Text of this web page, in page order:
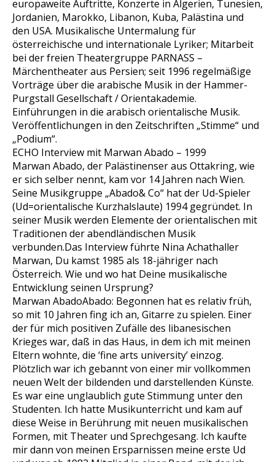
europaweite Auftritte, Konzerte in Algerien, Tunesien,
Jordanien, Marokko, Libanon, Kuba, Palästina und
den USA. Musikalische Untermalung für
österreichische und internationale Lyriker; Mitarbeit
bei der freien Theatergruppe PARNASS –
Märchentheater aus Persien; seit 1996 regelmäßige
Vorträge über die arabische Musik in der Hammer-
Purgstall Gesellschaft / Orientakademie.
Einführungen in die arabisch orientalische Musik.
Veröffentlichungen in den Zeitschriften „Stimme“ und
„Podium“.
ECHO Interview mit Marwan Abado – 1999
Marwan Abado, der Palästinenser aus Ottakring, wie
er sich selber nennt, kam vor 14 Jahren nach Wien.
Seine Musikgruppe „Abado& Co“ hat der Ud-Spieler
(Ud=orientalische Kurzhalslaute) 1994 gegründet. In
seiner Musik werden Elemente der orientalischen mit
Traditionen der abendländischen Musik
verbunden.Das Interview führte Nina Achathaller
Marwan, Du kamst 1985 als 18-jähriger nach
Österreich. Wie und wo hat Deine musikalische
Entwicklung seinen Ursprung?
Marwan AbadoAbado: Begonnen hat es relativ früh,
so mit 10 Jahren fing ich an, Gitarre zu spielen. Einer
der für mich positiven Zufälle des libanesischen
Krieges war, daß in das Haus, in dem ich mit meinen
Eltern wohnte, die ‘fine arts university’ einzog.
Plötzlich war ich gebannt von einer mir vollkommen
neuen Welt der bildenden und darstellenden Künste.
Es war eine unglaublich gute Stimmung unter den
Studenten. Ich hatte Musikunterricht und kam auf
diese Weise in Berührung mit neuen musikalischen
Formen, mit Theater und Sprechgesang. Ich kaufte
mir dann von meinen Ersparnissen meine erste Ud